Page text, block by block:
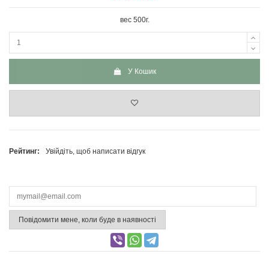
вес 500г.
У Кошик
Рейтинг: Увійдіть, щоб написати відгук
Повідомити мене, коли буде в наявності